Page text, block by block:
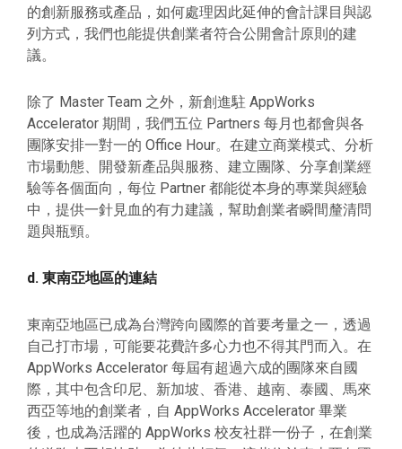
的創新服務或產品，如何處理因此延伸的會計課目與認
列方式，我們也能提供創業者符合公開會計原則的建
議。
除了 Master Team 之外，新創進駐 AppWorks
Accelerator 期間，我們五位 Partners 每月也都會與各
團隊安排一對一的 Office Hour。在建立商業模式、分析
市場動態、開發新產品與服務、建立團隊、分享創業經
驗等各個面向，每位 Partner 都能從本身的專業與經驗
中，提供一針見血的有力建議，幫助創業者瞬間釐清問
題與瓶頸。
d. 東南亞地區的連結
東南亞地區已成為台灣跨向國際的首要考量之一，透過
自己打市場，可能要花費許多心力也不得其門而入。在
AppWorks Accelerator 每屆有超過六成的團隊來自國
際，其中包含印尼、新加坡、香港、越南、泰國、馬來
西亞等地的創業者，自 AppWorks Accelerator 畢業
後，也成為活躍的 AppWorks 校友社群一份子，在創業